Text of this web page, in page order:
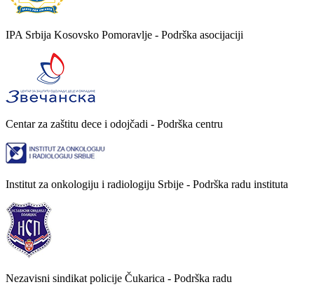
IPA Srbija Kosovsko Pomoravlje - Podrška asocijaciji
Centar za zaštitu dece i odojčadi - Podrška centru
Institut za onkologiju i radiologiju Srbije - Podrška radu instituta
Nezavisni sindikat policije Čukarica - Podrška radu